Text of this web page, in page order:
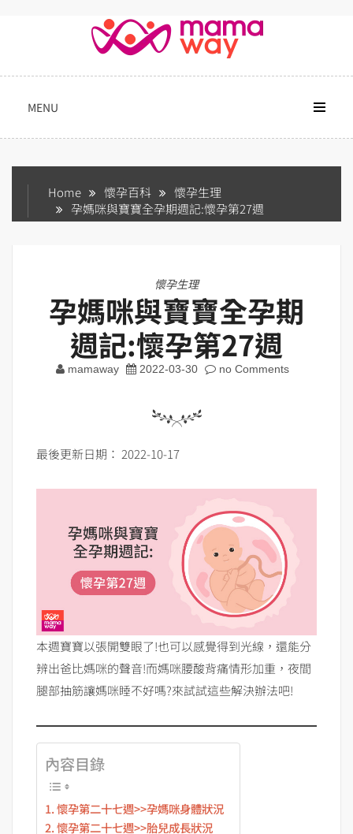
MENU
Home 懷孕百科
懷孕生理
孕媽咪與寶寶全孕期週記:懷孕第27週
懷孕生理
孕媽咪與寶寶全孕期
週記:懷孕第27週
mamaway 2022-03-30 no Comments
最後更新日期： 2022-10-17
本週寶寶以張開雙眼了!也可以感覺得到光線，還能分
辨出爸比媽咪的聲音!而媽咪腰酸背痛情形加重，夜間
腿部抽筋讓媽咪睡不好嗎?來試試這些解決辦法吧!
內容目錄
懷孕第二十七週>>孕媽咪身體狀況
懷孕第二十七週>>胎兒成長狀況